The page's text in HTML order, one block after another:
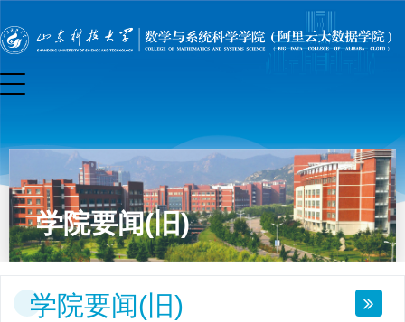
学院要闻(旧)
学院要闻(旧)